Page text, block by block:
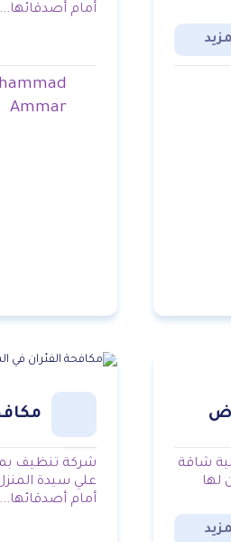
أمام أصدقائها...
Ammar
شاقة
لها
شركة تنظيف
علي سيدة
أمام أصدقائها...